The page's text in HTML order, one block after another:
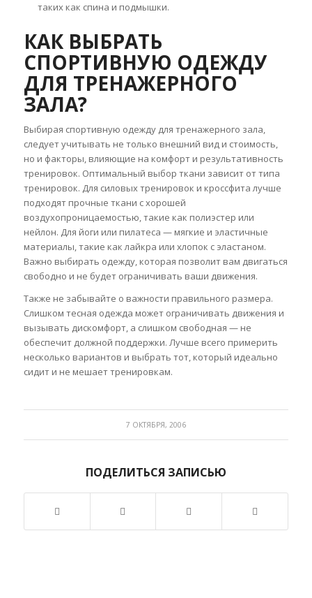
таких как спина и подмышки.
КАК ВЫБРАТЬ
СПОРТИВНУЮ ОДЕЖДУ
ДЛЯ ТРЕНАЖЕРНОГО
ЗАЛА?
Выбирая спортивную одежду для тренажерного зала,
следует учитывать не только внешний вид и стоимость,
но и факторы, влияющие на комфорт и результативность
тренировок. Оптимальный выбор ткани зависит от типа
тренировок. Для силовых тренировок и кроссфита лучше
подходят прочные ткани с хорошей
воздухопроницаемостью, такие как полиэстер или
нейлон. Для йоги или пилатеса — мягкие и эластичные
материалы, такие как лайкра или хлопок с эластаном.
Важно выбирать одежду, которая позволит вам двигаться
свободно и не будет ограничивать ваши движения.
Также не забывайте о важности правильного размера.
Слишком тесная одежда может ограничивать движения и
вызывать дискомфорт, а слишком свободная — не
обеспечит должной поддержки. Лучше всего примерить
несколько вариантов и выбрать тот, который идеально
сидит и не мешает тренировкам.
7 ОКТЯБРЯ, 2006
ПОДЕЛИТЬСЯ ЗАПИСЬЮ